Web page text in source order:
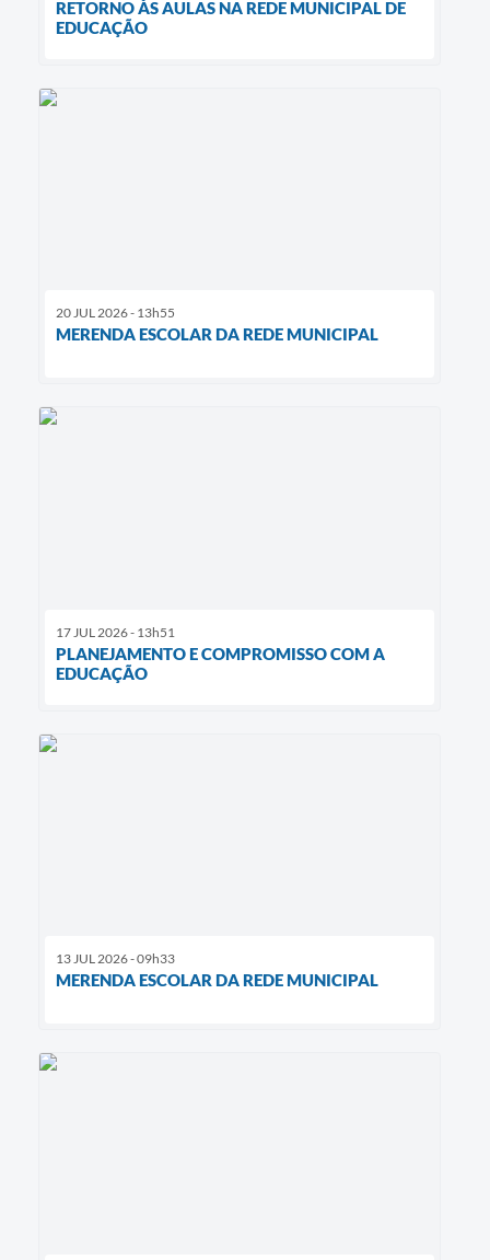
RETORNO ÀS AULAS NA REDE MUNICIPAL DE
EDUCAÇÃO
20 JUL 2026 - 13h55
MERENDA ESCOLAR DA REDE MUNICIPAL
17 JUL 2026 - 13h51
PLANEJAMENTO E COMPROMISSO COM A
EDUCAÇÃO
13 JUL 2026 - 09h33
MERENDA ESCOLAR DA REDE MUNICIPAL